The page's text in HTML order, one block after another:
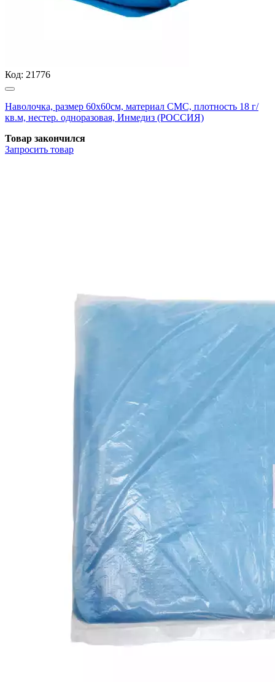
Код: 21776
Наволочка, размер 60х60см, материал СМС, плотность 18 г/
кв.м, нестер. одноразовая, Инмедиз (РОССИЯ)
Товар закончился
Запросить товар